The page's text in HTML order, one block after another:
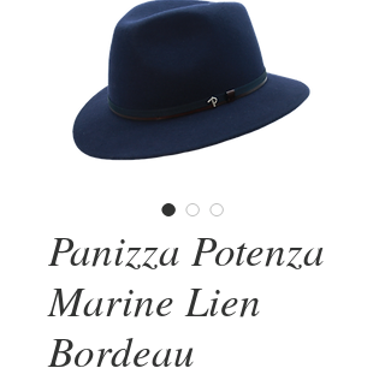
Panizza Potenza
Marine Lien
Bordeau